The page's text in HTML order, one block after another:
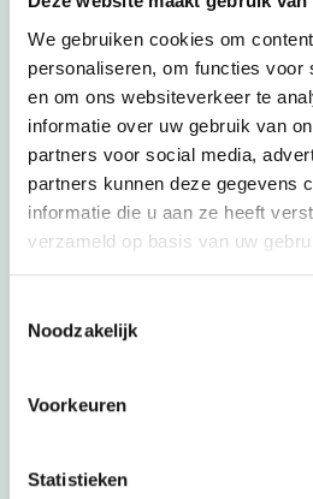
We gebruiken cookies om
personaliseren, om functies voor
en om ons websiteverkeer te
informatie over uw gebruik van
partners voor social media,
partners kunnen deze gegevens
informatie die u aan ze heeft
verzameld op basis van uw
Noodzakelijk
Voorkeuren
Statistieken
De zomervakantie is hét
gaan. In Hilversum en
activiteiten voor gezinnen. Van
bijzondere evenementen.